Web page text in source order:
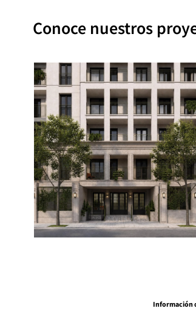
Conoce nuestros
Información